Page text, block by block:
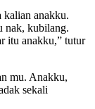
kalian anakku.
nak, kubilang.
itu anakku,” tutur
mu. Anakku,
sekali